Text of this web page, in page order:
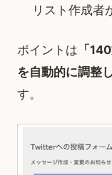
リスト作成者
ポイントは 「
を自動的に調整
す。